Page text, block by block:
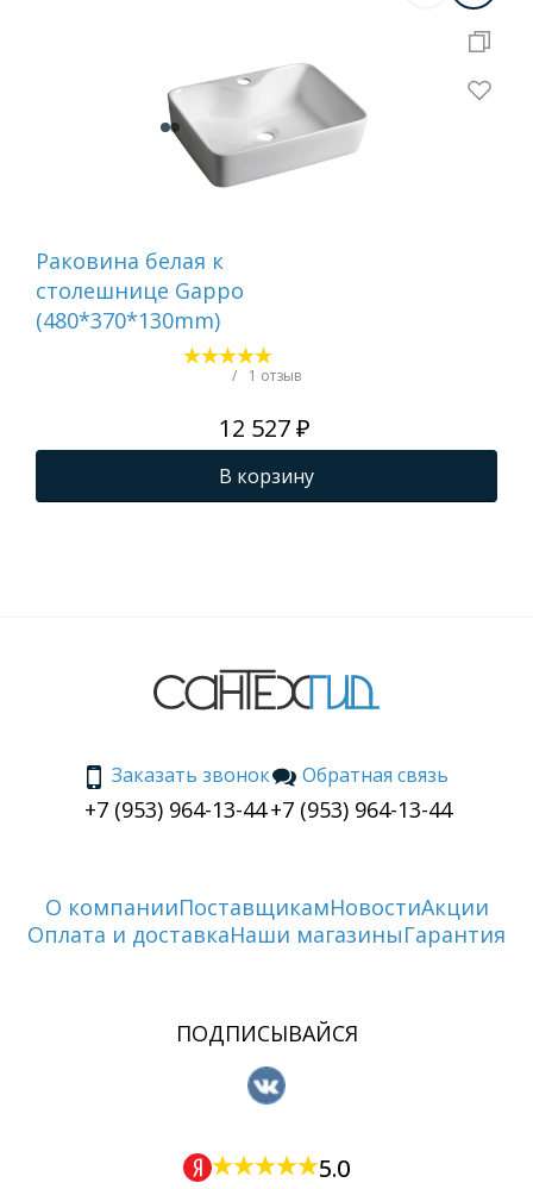
Раковина белая к
столешнице Gappo
(480*370*130mm)
/ 1 отзыв
12 527 ₽
В корзину
Заказать звонок
+7 (953) 964-13-44
Обратная связь
+7 (953) 964-13-44
О компанииПоставщикамНовостиАкции
Оплата и доставкаНаши магазиныГарантия
ПОДПИСЫВАЙСЯ
5.0